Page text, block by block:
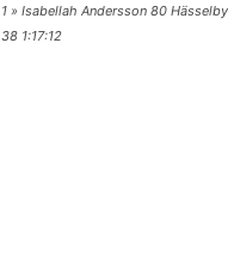
1 » Isabellah Andersson 80
38 1:17:12